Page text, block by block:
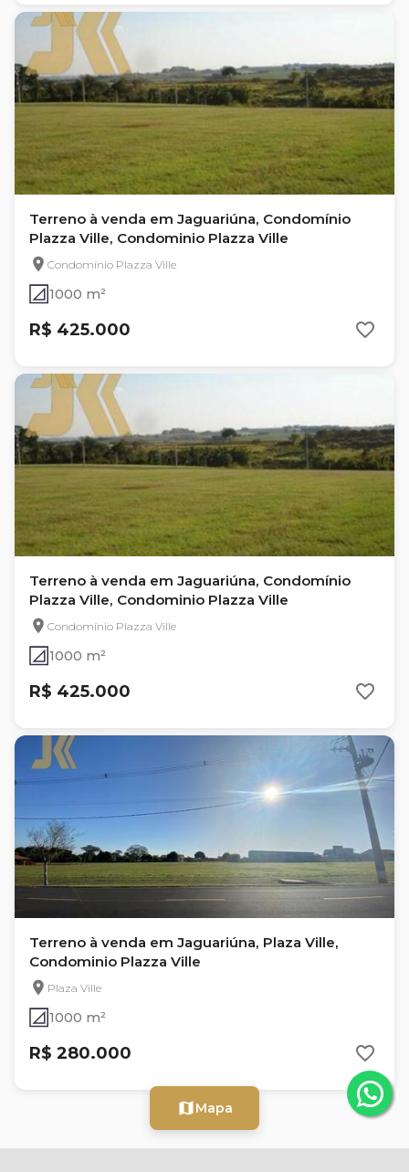
Terreno à venda em Jaguariúna, Condomínio
Plazza Ville, Condominio Plazza Ville
Condomínio Plazza Ville
1000 m²
R$ 425.000
Terreno à venda em Jaguariúna, Condomínio
Plazza Ville, Condominio Plazza Ville
Condomínio Plazza Ville
1000 m²
R$ 425.000
Terreno à venda em Jaguariúna, Plaza Ville,
Condominio Plazza Ville
Plaza Ville
1000 m²
R$ 280.000
Mapa